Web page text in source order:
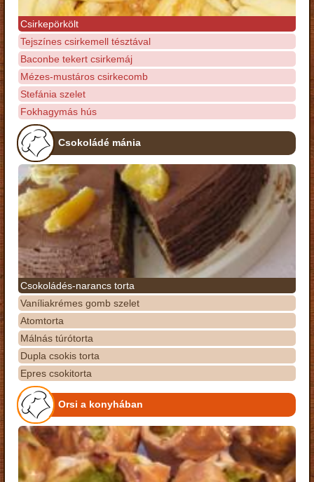
Csirkepörkölt
Tejszínes csirkemell tésztával
Baconbe tekert csirkemáj
Mézes-mustáros csirkecomb
Stefánia szelet
Fokhagymás hús
Csokoládé mánia
Csokoládés-narancs torta
Vaníliakrémes gomb szelet
Atomtorta
Málnás túrótorta
Dupla csokis torta
Epres csokitorta
Orsi a konyhában